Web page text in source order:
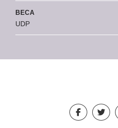
BECA
UDP